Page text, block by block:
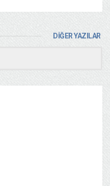
DİĞER YAZILAR